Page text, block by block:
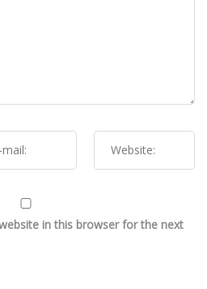
in this browser for the next